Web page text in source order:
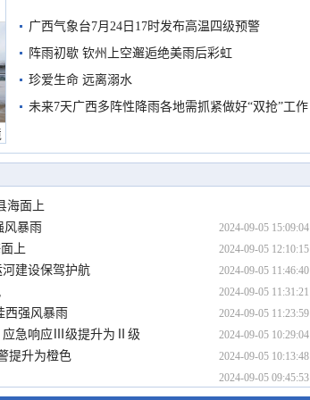
广西气象台7月24日17时发布高温四级预警
阵雨初歇 钦州上空邂逅绝美雨后彩虹
珍爱生命 远离溺水
未来7天广西多阵性降雨各地需抓紧做好“双抢”工作
海面上
2024-09-05 15:09:04
风暴雨
2024-09-05 12:10:15
上
2024-09-05 11:46:40
建设保驾护航
2024-09-05 11:31:21
2024-09-05 11:23:59
西强风暴雨
2024-09-05 10:29:04
应急响应Ⅲ级提升为Ⅱ级
2024-09-05 10:13:48
提升为橙色
2024-09-05 09:45:53